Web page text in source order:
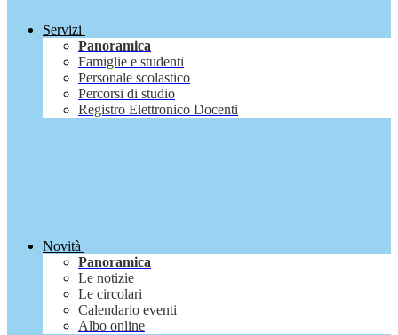
Servizi
Panoramica
Famiglie e studenti
Personale scolastico
Percorsi di studio
Registro Elettronico Docenti
Novità
Panoramica
Le notizie
Le circolari
Calendario eventi
Albo online